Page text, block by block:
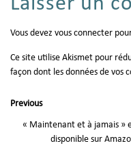
Vous devez vous connecter
Ce site utilise Akismet pour
façon dont les données de vos
Previous
« Maintenant et à jamais »
disponible sur